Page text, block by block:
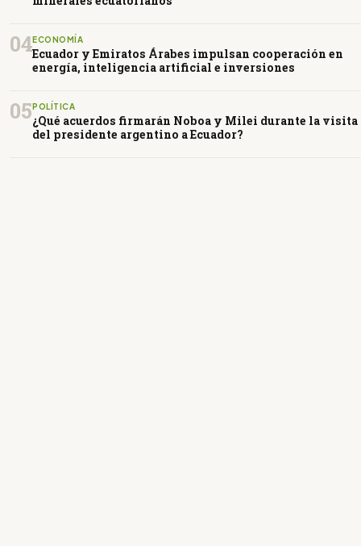
04ECONOMÍA
Ecuador y Emiratos Árabes impulsan cooperación en
energía, inteligencia artificial e inversiones
05POLÍTICA
¿Qué acuerdos firmarán Noboa y Milei durante la visita
del presidente argentino a Ecuador?